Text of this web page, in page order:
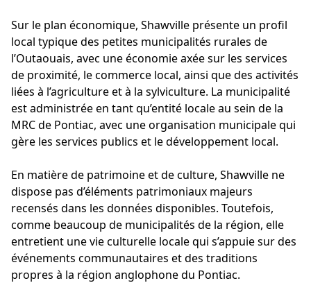
Sur le plan économique, Shawville présente un profil
local typique des petites municipalités rurales de
l’Outaouais, avec une économie axée sur les services
de proximité, le commerce local, ainsi que des activités
liées à l’agriculture et à la sylviculture. La municipalité
est administrée en tant qu’entité locale au sein de la
MRC de Pontiac, avec une organisation municipale qui
gère les services publics et le développement local.
En matière de patrimoine et de culture, Shawville ne
dispose pas d’éléments patrimoniaux majeurs
recensés dans les données disponibles. Toutefois,
comme beaucoup de municipalités de la région, elle
entretient une vie culturelle locale qui s’appuie sur des
événements communautaires et des traditions
propres à la région anglophone du Pontiac.